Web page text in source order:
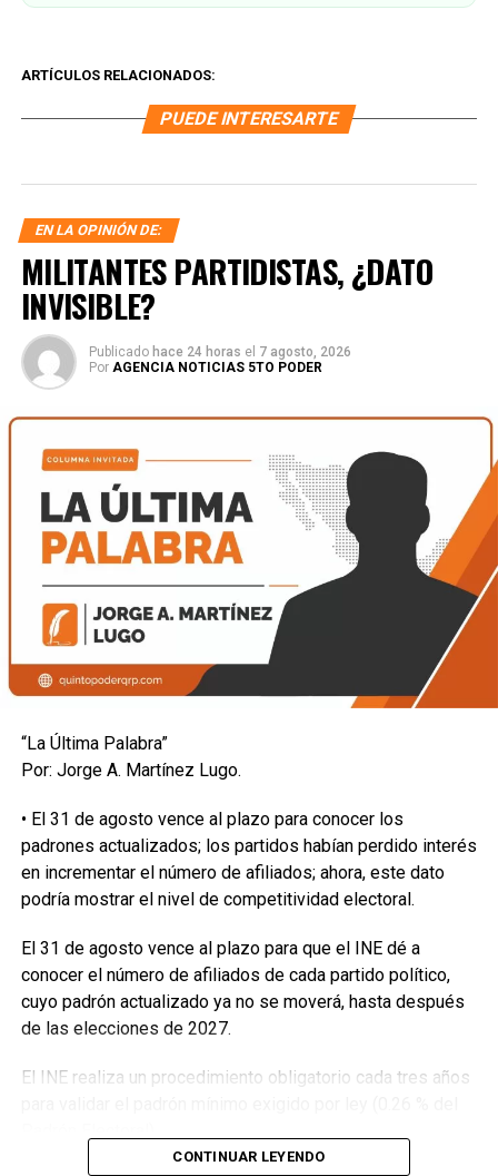
ARTÍCULOS RELACIONADOS:
PUEDE INTERESARTE
EN LA OPINIÓN DE:
MILITANTES PARTIDISTAS, ¿DATO
INVISIBLE?
Publicado hace 24 horas el 7 agosto, 2026
Por AGENCIA NOTICIAS 5TO PODER
“La Última Palabra”
Por: Jorge A. Martínez Lugo.
• El 31 de agosto vence al plazo para conocer los
padrones actualizados; los partidos habían perdido interés
en incrementar el número de afiliados; ahora, este dato
podría mostrar el nivel de competitividad electoral.
El 31 de agosto vence al plazo para que el INE dé a
conocer el número de afiliados de cada partido político,
cuyo padrón actualizado ya no se moverá, hasta después
de las elecciones de 2027.
El INE realiza un procedimiento obligatorio cada tres años
CONTINUAR LEYENDO